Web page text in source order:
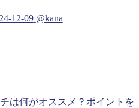
12-09 @kana
は何がオススメ？ポイントを